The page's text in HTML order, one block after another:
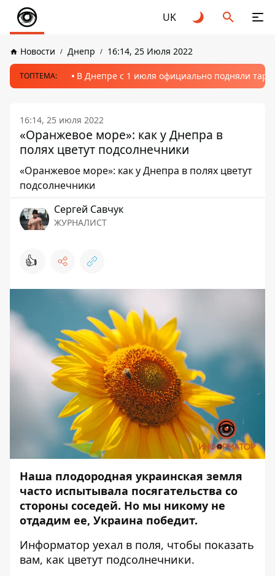
UK
Новости Днепр 16:14, 25 Июля 2022
ТОПТЕМА: В Днепре с 1 июля официально подняли
16:14, 25 июля 2022
«Оранжевое море»: как у Днепра в
полях цветут подсолнечники
«Оранжевое море»: как у Днепра в полях цветут
подсолнечники
Сергей Савчук
ЖУРНАЛИСТ
👍
Наша плодородная украинская земля
часто испытывала посягательства со
стороны соседей. Но мы никому не
отдадим ее, Украина победит.
Информатор уехал в поля, чтобы показать
вам, как цветут подсолнечники.